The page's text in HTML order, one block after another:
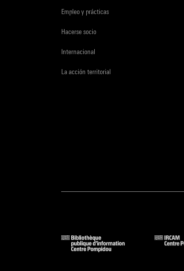
Empleo y prácticas
Hacerse socio
Internacional
La acción territorial